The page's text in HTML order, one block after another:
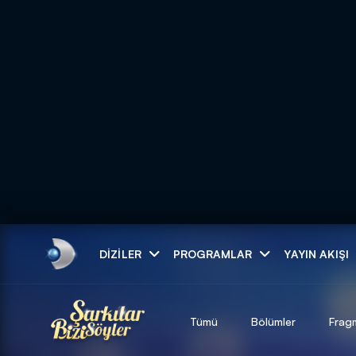
DIZILER PROGRAMLAR YAYIN AKIŞI
Tümü Bölümler